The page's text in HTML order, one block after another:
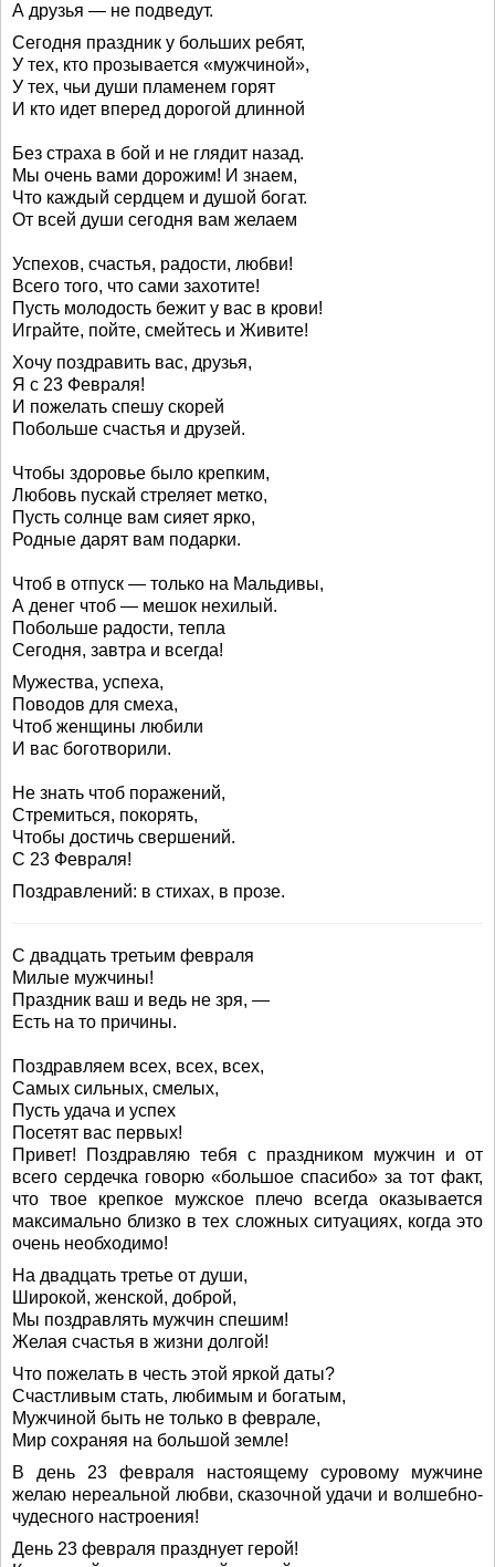
А друзья — не подведут.
Сегодня праздник у больших ребят,
У тех, кто прозывается «мужчиной»,
У тех, чьи души пламенем горят
И кто идет вперед дорогой длинной
Без страха в бой и не глядит назад.
Мы очень вами дорожим! И знаем,
Что каждый сердцем и душой богат.
От всей души сегодня вам желаем
Успехов, счастья, радости, любви!
Всего того, что сами захотите!
Пусть молодость бежит у вас в крови!
Играйте, пойте, смейтесь и Живите!
Хочу поздравить вас, друзья,
Я с 23 Февраля!
И пожелать спешу скорей
Побольше счастья и друзей.
Чтобы здоровье было крепким,
Любовь пускай стреляет метко,
Пусть солнце вам сияет ярко,
Родные дарят вам подарки.
Чтоб в отпуск — только на Мальдивы,
А денег чтоб — мешок нехилый.
Побольше радости, тепла
Сегодня, завтра и всегда!
Мужества, успеха,
Поводов для смеха,
Чтоб женщины любили
И вас боготворили.
Не знать чтоб поражений,
Стремиться, покорять,
Чтобы достичь свершений.
С 23 Февраля!
Поздравлений: в стихах, в прозе.
С двадцать третьим февраля
Милые мужчины!
Праздник ваш и ведь не зря, —
Есть на то причины.
Поздравляем всех, всех, всех,
Самых сильных, смелых,
Пусть удача и успех
Посетят вас первых!
Привет! Поздравляю тебя с праздником мужчин и от
всего сердечка говорю «большое спасибо» за тот факт,
что твое крепкое мужское плечо всегда оказывается
максимально близко в тех сложных ситуациях, когда это
очень необходимо!
На двадцать третье от души,
Широкой, женской, доброй,
Мы поздравлять мужчин спешим!
Желая счастья в жизни долгой!
Что пожелать в честь этой яркой даты?
Счастливым стать, любимым и богатым,
Мужчиной быть не только в феврале,
Мир сохраняя на большой земле!
В день 23 февраля настоящему суровому мужчине
желаю нереальной любви, сказочной удачи и волшебно-
чудесного настроения!
День 23 февраля празднует герой!